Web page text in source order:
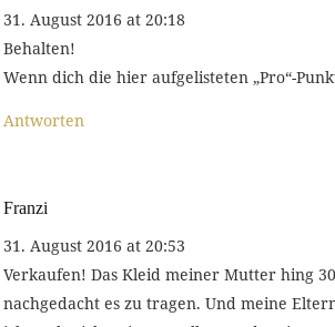
31. August 2016 at 20:18
Behalten!
Wenn dich die hier aufgelisteten „Pro“-
Antworten
Franzi
31. August 2016 at 20:53
Verkaufen! Das Kleid meiner Mutter hing
nachgedacht es zu tragen. Und meine